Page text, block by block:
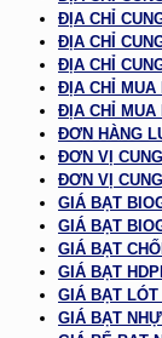
ĐỊA CHỈ
ĐỊA CHỈ
ĐỊA CHỈ
ĐỊA CHỈ MUA
ĐỊA CHỈ MUA
ĐƠN HÀNG
ĐƠN VỊ
ĐƠN VỊ
GIÁ BẠT
GIÁ BẠT
GIÁ BẠT
GIÁ BẠT
GIÁ BẠT LÓT
GIÁ BẠT